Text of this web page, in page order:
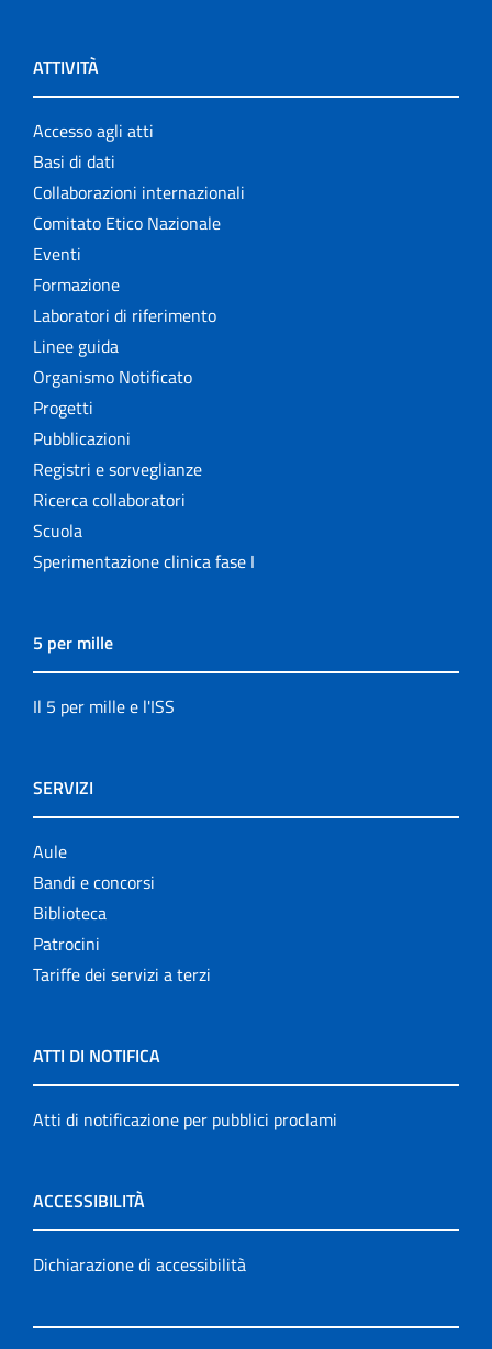
ATTIVITÀ
Accesso agli atti
Basi di dati
Collaborazioni internazionali
Comitato Etico Nazionale
Eventi
Formazione
Laboratori di riferimento
Linee guida
Organismo Notificato
Progetti
Pubblicazioni
Registri e sorveglianze
Ricerca collaboratori
Scuola
Sperimentazione clinica fase I
5 per mille
Il 5 per mille e l'ISS
SERVIZI
Aule
Bandi e concorsi
Biblioteca
Patrocini
Tariffe dei servizi a terzi
ATTI DI NOTIFICA
Atti di notificazione per pubblici proclami
ACCESSIBILITÀ
Dichiarazione di accessibilità